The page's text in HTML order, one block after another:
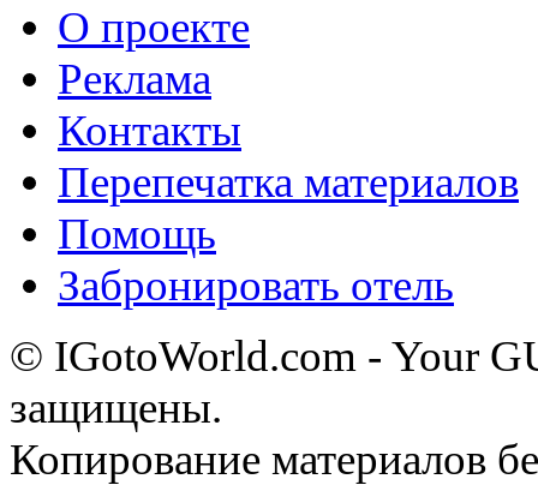
О проекте
Реклама
Контакты
Перепечатка материалов
Помощь
Забронировать отель
© IGotoWorld.com - Your
защищены.
Копирование материалов